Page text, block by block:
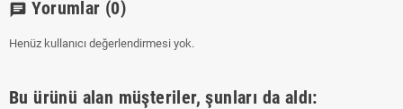
chat Yorumlar (0)
Henüz kullanıcı değerlendirmesi yok.
Bu ürünü alan müşteriler, şunları da aldı: